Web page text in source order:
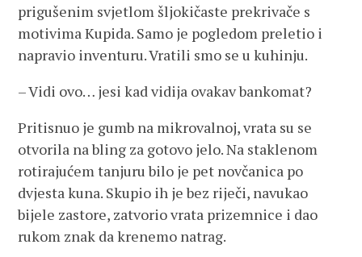
prigušenim svjetlom šljokičaste prekrivače s
motivima Kupida. Samo je pogledom preletio i
napravio inventuru. Vratili smo se u kuhinju.
– Vidi ovo… jesi kad vidija ovakav bankomat?
Pritisnuo je gumb na mikrovalnoj, vrata su se
otvorila na bling za gotovo jelo. Na staklenom
rotirajućem tanjuru bilo je pet novčanica po
dvjesta kuna. Skupio ih je bez riječi, navukao
bijele zastore, zatvorio vrata prizemnice i dao
rukom znak da krenemo natrag.